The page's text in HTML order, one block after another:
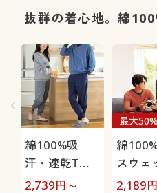
抜群の着心地。綿
綿100%吸
汗・速乾Tタ
イプパジャマ
2,739円～
綿
スウェ
ジャマ(
最大
2,189